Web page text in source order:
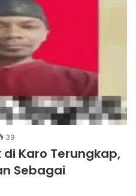
39
Karo Terungkap,
Sebagai